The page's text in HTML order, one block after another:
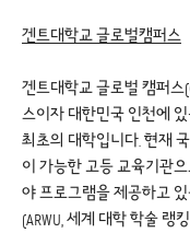
겐트대학교 글로벌캠퍼스
겐트대학교 글로벌 캠퍼스
스이자 대한민국 인천에
최초의 대학입니다. 현재
이 가능한 고등 교육기관
야 프로그램을 제공하고
(ARWU, 세계 대학 학술 랭